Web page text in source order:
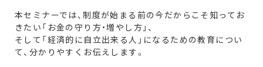
本セミナーでは、制度が始まる前の今だからこそ知ってお
きたい「お金の守り方・増やし方」、
そして「経済的に自立出来る人」になるための教育につい
て、分かりやすくお伝えします。